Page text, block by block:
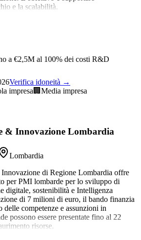
e la scalabilità.
a €2,5M al 100% dei costi R&D
Verifica idoneità →
impresa 🏢 Media impresa
& Innovazione Lombardia
Lombardia
di Regione Lombardia offre
per PMI lombarde per lo sviluppo di
digitale, sostenibilità e Intelligenza
di 7 milioni di euro, il bando finanzia
delle competenze e assunzioni in
possono essere presentate fino al 22
risorse.